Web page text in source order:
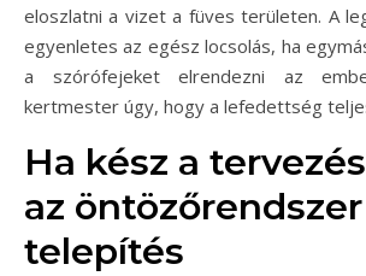
eloszlatni a vizet a füves területen. A
egyenletes az egész locsolás, ha
a szórófejeket elrendezni az
kertmester úgy, hogy a lefedettség
Ha kész a
az öntözőrendszer
telepítés